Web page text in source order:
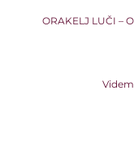
ORAKELJ LUČI –